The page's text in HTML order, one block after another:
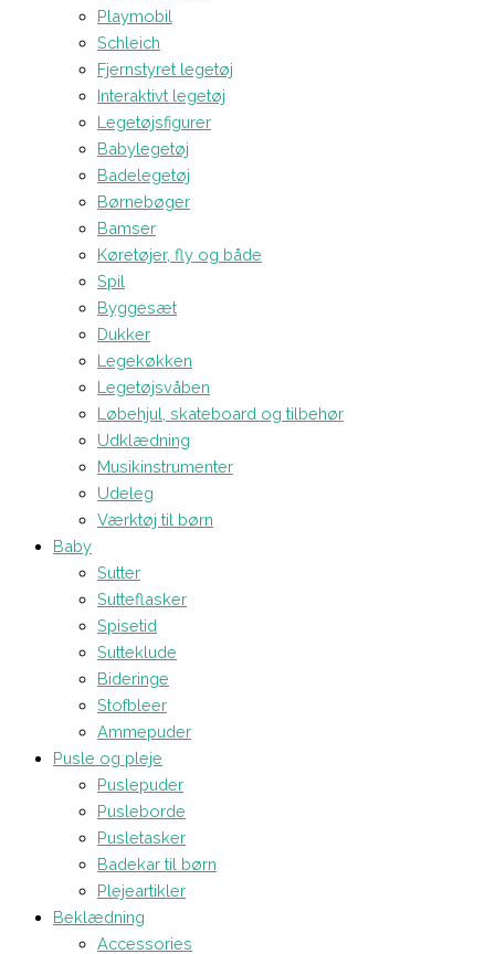
Playmobil
Schleich
Fjernstyret legetøj
Interaktivt legetøj
Legetøjsfigurer
Babylegetøj
Badelegetøj
Børnebøger
Bamser
Køretøjer, fly og både
Spil
Byggesæt
Dukker
Legekøkken
Legetøjsvåben
Løbehjul, skateboard og tilbehør
Udklædning
Musikinstrumenter
Udeleg
Værktøj til børn
Baby
Sutter
Sutteflasker
Spisetid
Sutteklude
Bideringe
Stofbleer
Ammepuder
Pusle og pleje
Puslepuder
Pusleborde
Pusletasker
Badekar til børn
Plejeartikler
Beklædning
Accessories